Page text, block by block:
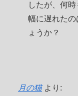
したが、何
幅に遅れた
ょうか？
月の猫 より: